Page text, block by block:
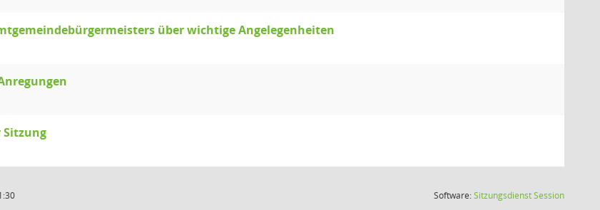
über wichtige Angelegenheiten
Sitzung
Software:SitzungsdienstSession(Wird in